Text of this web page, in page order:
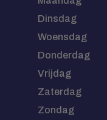
Dinsdag
Woensdag
Donderdag
Vrijdag
Zaterdag
Zondag